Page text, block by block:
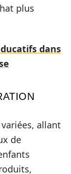
plus
dans
allant
de